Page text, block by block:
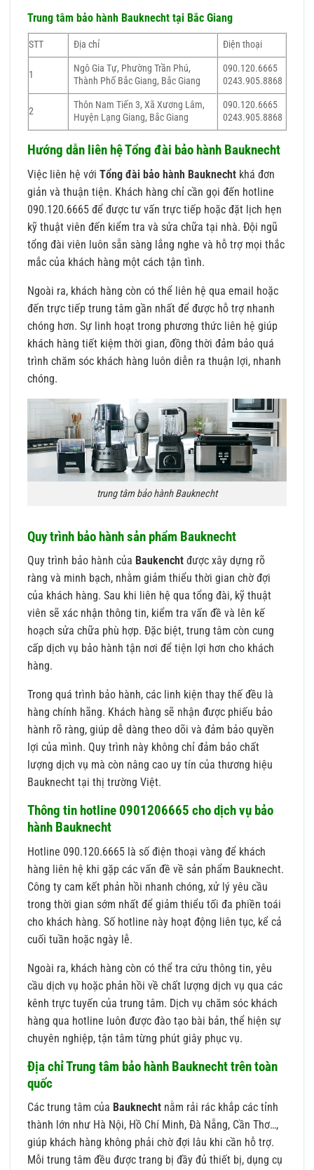
Trung tâm bảo hành Bauknecht tại Bắc Giang
STT Địa chỉ Điện thoại
1
Ngô Gia Tự, Phường Trần Phú,
Thành Phố Bắc Giang, Bắc Giang
090.120.6665
0243.905.8868
2
Thôn Nam Tiến 3, Xã Xương Lâm,
Huyện Lạng Giang, Bắc Giang
090.120.6665
0243.905.8868
Hướng dẫn liên hệ Tổng đài bảo hành Bauknecht
Việc liên hệ với Tổng đài bảo hành Bauknecht khá đơn
giản và thuận tiện. Khách hàng chỉ cần gọi đến hotline
090.120.6665 để được tư vấn trực tiếp hoặc đặt lịch hẹn
kỹ thuật viên đến kiểm tra và sửa chữa tại nhà. Đội ngũ
tổng đài viên luôn sẵn sàng lắng nghe và hỗ trợ mọi thắc
mắc của khách hàng một cách tận tình.
Ngoài ra, khách hàng còn có thể liên hệ qua email hoặc
đến trực tiếp trung tâm gần nhất để được hỗ trợ nhanh
chóng hơn. Sự linh hoạt trong phương thức liên hệ giúp
khách hàng tiết kiệm thời gian, đồng thời đảm bảo quá
trình chăm sóc khách hàng luôn diễn ra thuận lợi, nhanh
chóng.
trung tâm bảo hành Bauknecht
Quy trình bảo hành sản phẩm Bauknecht
Quy trình bảo hành của Baukencht được xây dựng rõ
ràng và minh bạch, nhằm giảm thiểu thời gian chờ đợi
của khách hàng. Sau khi liên hệ qua tổng đài, kỹ thuật
viên sẽ xác nhận thông tin, kiểm tra vấn đề và lên kế
hoạch sửa chữa phù hợp. Đặc biệt, trung tâm còn cung
cấp dịch vụ bảo hành tận nơi để tiện lợi hơn cho khách
hàng.
Trong quá trình bảo hành, các linh kiện thay thế đều là
hàng chính hãng. Khách hàng sẽ nhận được phiếu bảo
hành rõ ràng, giúp dễ dàng theo dõi và đảm bảo quyền
lợi của mình. Quy trình này không chỉ đảm bảo chất
lượng dịch vụ mà còn nâng cao uy tín của thương hiệu
Bauknecht tại thị trường Việt.
Thông tin hotline 0901206665 cho dịch vụ bảo
hành Bauknecht
Hotline 090.120.6665 là số điện thoại vàng để khách
hàng liên hệ khi gặp các vấn đề về sản phẩm Bauknecht.
Công ty cam kết phản hồi nhanh chóng, xử lý yêu cầu
trong thời gian sớm nhất để giảm thiểu tối đa phiền toái
cho khách hàng. Số hotline này hoạt động liên tục, kể cả
cuối tuần hoặc ngày lễ.
Ngoài ra, khách hàng còn có thể tra cứu thông tin, yêu
cầu dịch vụ hoặc phản hồi về chất lượng dịch vụ qua các
kênh trực tuyến của trung tâm. Dịch vụ chăm sóc khách
hàng qua hotline luôn được đào tạo bài bản, thể hiện sự
chuyên nghiệp, tận tâm từng phút giây phục vụ.
Địa chỉ Trung tâm bảo hành Bauknecht trên toàn
quốc
Các trung tâm của Bauknecht nằm rải rác khắp các tỉnh
thành lớn như Hà Nội, Hồ Chí Minh, Đà Nẵng, Cần Thơ…,
giúp khách hàng không phải chờ đợi lâu khi cần hỗ trợ.
Mỗi trung tâm đều được trang bị đầy đủ thiết bị, dụng cụ